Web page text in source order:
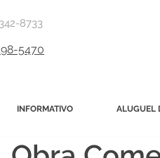
8733
5470
INFORMATIVO ALUGUEL